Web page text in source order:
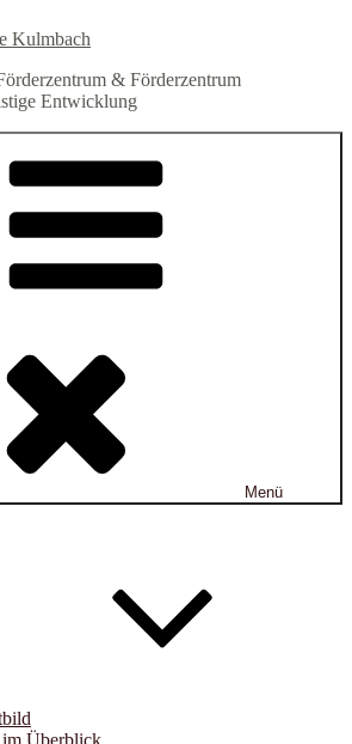
Kulmbach
& Förderzentrum
Entwicklung
Menü
Überblick